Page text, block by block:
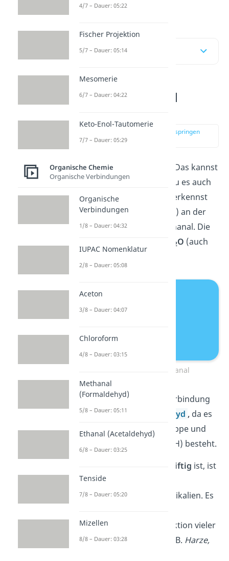
verwendest.
Inhaltsübersicht
Was ist Methanal
zur Stelle im Video springen
(00:12)
Methanal ist ein Aldehyd. Das kannst
du dir leicht merken, da du es auch
Formaldehyd nennst. Du erkennst
die Aldehydgruppe (–CHO) an der
Strukturformel
vom Methanal. Die
2O (auch
Strukturformel Methanal
Es handelt sich bei der Verbindung
um das ‚einfachste‘
Aldehyd , da es
nur aus einer Aldehydgruppe und
einem Wasserstoffatom (H) besteht.
giftig ist, ist
Formaldehyd eine der
meisthergestellten
Chemikalien. Es
Ausgangsstoff zur Produktion vieler
anderer Verbindungen (z.B. Harze,
4/7 – Dauer: 05:22
Fischer Projektion
5/7 – Dauer: 05:14
Mesomerie
6/7 – Dauer: 04:22
Keto-Enol-Tautomerie
7/7 – Dauer: 05:29
Organische Chemie
Organische Verbindungen
Organische
Verbindungen
1/8 – Dauer: 04:32
IUPAC Nomenklatur
2/8 – Dauer: 05:08
Aceton
3/8 – Dauer: 04:07
Chloroform
4/8 – Dauer: 03:15
Methanal
(Formaldehyd)
5/8 – Dauer: 05:11
Ethanal (Acetaldehyd)
6/8 – Dauer: 03:25
Tenside
7/8 – Dauer: 05:20
Mizellen
8/8 – Dauer: 03:28